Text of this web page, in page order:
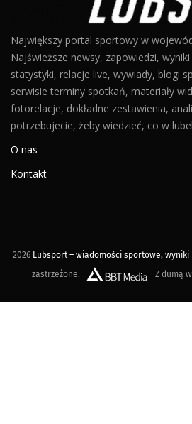
Największy portal sportowy w
Najświeższe newsy, zapowiedzi,
statystyki, relacje live, wywiady, blogi
serwisie terminy spotkań, materiały
fotorelacje, dokładne zestawienia,
potrzebujecie, żeby wiedzieć, co w
O nas
Kontakt
2026 Lubsport – wiadomości sportowe,
zastrzeżone.
Z dumą